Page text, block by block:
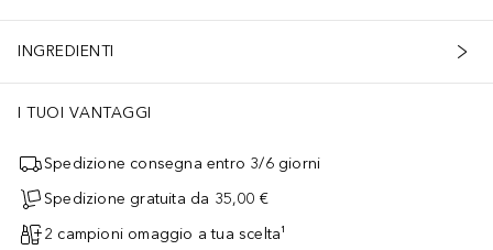
INGREDIENTI
I TUOI VANTAGGI
Spedizione consegna entro 3/6 giorni
Spedizione gratuita da 35,00 €
2 campioni omaggio a tua scelta¹